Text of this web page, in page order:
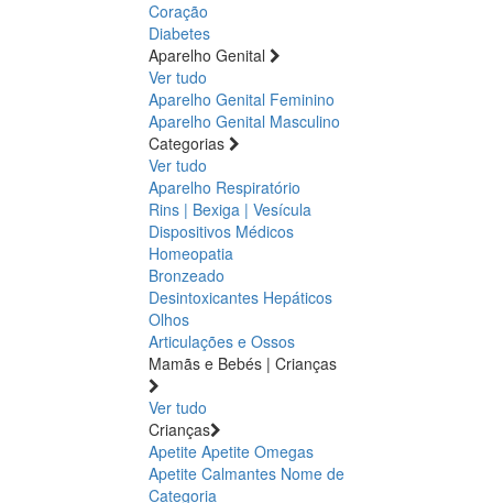
Coração
Diabetes
Aparelho Genital
Ver tudo
Aparelho Genital Feminino
Aparelho Genital Masculino
Categorias
Ver tudo
Aparelho Respiratório
Rins | Bexiga | Vesícula
Dispositivos Médicos
Homeopatia
Bronzeado
Desintoxicantes Hepáticos
Olhos
Articulações e Ossos
Mamãs e Bebés | Crianças
Ver tudo
Crianças
Apetite Apetite Omegas
Apetite Calmantes Nome de
Categoria